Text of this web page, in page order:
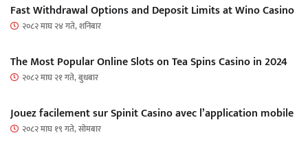
Fast Withdrawal Options and Deposit Limits at Wino Casino
२०८२ माघ २४ गते, शनिबार
The Most Popular Online Slots on Tea Spins Casino in 2024
२०८२ माघ २१ गते, बुधबार
Jouez facilement sur Spinit Casino avec l’application mobile
२०८२ माघ १९ गते, सोमबार